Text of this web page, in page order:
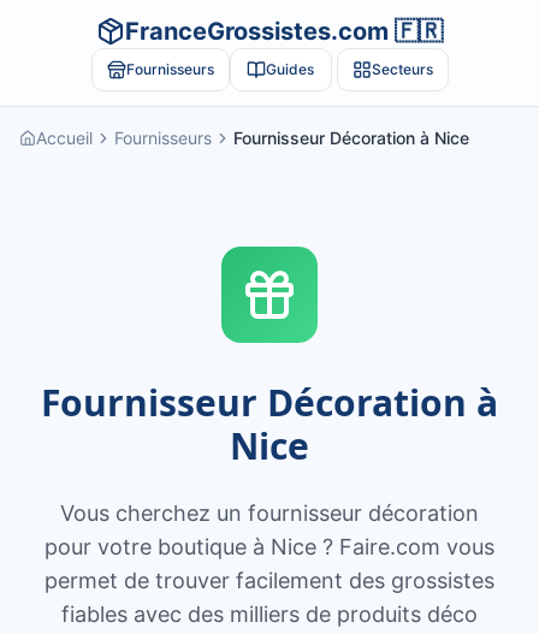
FranceGrossistes.com 🇫🇷
Fournisseurs Guides Secteurs
Accueil Fournisseurs Fournisseur Décoration à Nice
Fournisseur Décoration à
Nice
Vous cherchez un fournisseur décoration
pour votre boutique à Nice ? Faire.com vous
permet de trouver facilement des grossistes
fiables avec des milliers de produits déco